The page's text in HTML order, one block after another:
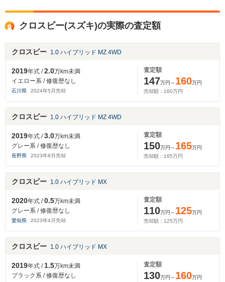
クロスビー(スズキ)の実際の査定額
クロスビー 1.0 ハイブリッド MZ 4WD
2019年式 /2.0万km未満
イエロー系 / 修復歴なし
石川県 2024年5 月売却
査定額
147万円～ 160万円
売却額： 160万円
クロスビー 1.0 ハイブリッド MZ 4WD
2019年式 /3.0万km未満
グレー系 / 修復歴なし
長野県 2023年8 月売却
査定額
150万円～ 165万円
売却額： 165万円
クロスビー 1.0 ハイブリッド MX
2020年式 /0.5万km未満
グレー系 / 修復歴なし
愛知県 2023年4月売却
査定額
110万円～ 125万円
売却額： 125万円
クロスビー 1.0 ハイブリッド MX
2019年式 /1.5万km未満
ブラック系 / 修復歴なし
査定額
130万円～ 160万円